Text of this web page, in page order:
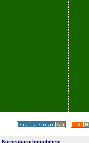
Korneuburg Immobilien